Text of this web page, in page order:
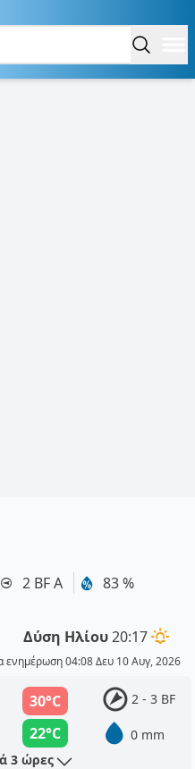
2 BF Α 83 %
Δύση Ηλίου20:17
ενημέρωση 04:08 Δευ 10 Αυγ, 2026
30°C
22°C
2 - 3 BF
0 mm
3 ώρες